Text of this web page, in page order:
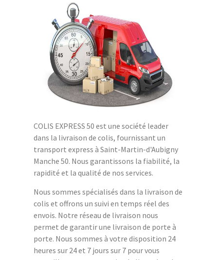
COLIS EXPRESS 50 est une société leader
dans la livraison de colis, fournissant un
transport express à Saint-Martin-d'Aubigny
Manche 50. Nous garantissons la fiabilité, la
rapidité et la qualité de nos services.
Nous sommes spécialisés dans la livraison de
colis et offrons un suivi en temps réel des
envois. Notre réseau de livraison nous
permet de garantir une livraison de porte à
porte. Nous sommes à votre disposition 24
heures sur 24 et 7 jours sur 7 pour vous